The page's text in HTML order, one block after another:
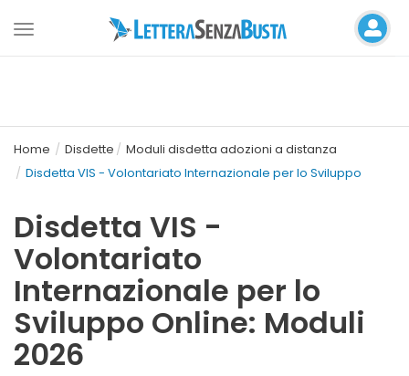
Toggle
Home Disdette
Moduli disdetta adozioni a distanza
Disdetta VIS - Volontariato Internazionale per lo Sviluppo
Disdetta VIS -
Volontariato
Internazionale per lo
Sviluppo Online: Moduli
2026